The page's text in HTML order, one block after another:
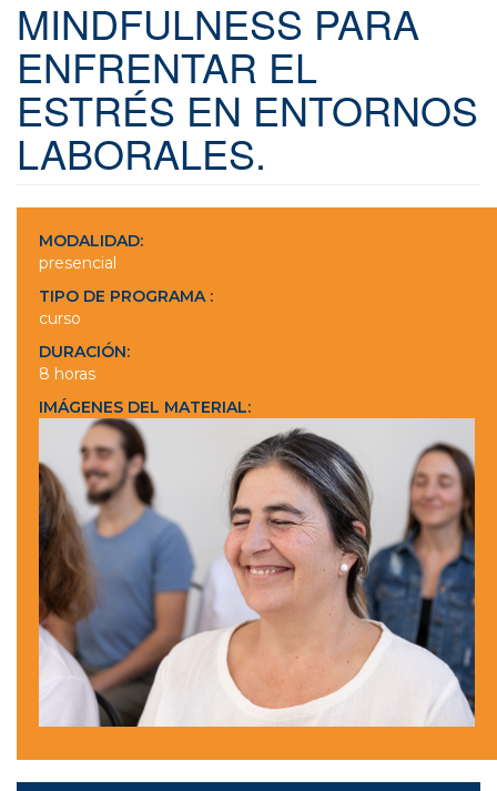
MINDFULNESS PARA
ENFRENTAR EL
ESTRÉS EN ENTORNOS
LABORALES.
MODALIDAD:
presencial
TIPO DE PROGRAMA :
curso
DURACIÓN:
8 horas
IMÁGENES DEL MATERIAL: